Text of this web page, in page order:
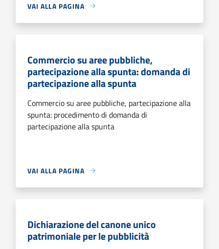
VAI ALLA PAGINA
Commercio su aree pubbliche,
partecipazione alla spunta: domanda di
partecipazione alla spunta
Commercio su aree pubbliche, partecipazione alla
spunta: procedimento di domanda di
partecipazione alla spunta
VAI ALLA PAGINA
Dichiarazione del canone unico
patrimoniale per le pubblicità